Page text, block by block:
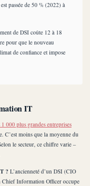
passée de 50 % (2022) à
de DSI coûte 12 à 18
pour que le nouveau
de confiance et impose
IT
000 plus grandes entreprises
C’est moins que la moyenne du
le secteur, ce chiffre varie –
? L’ancienneté d’un DSI (CIO
Chief Information Officer occupe